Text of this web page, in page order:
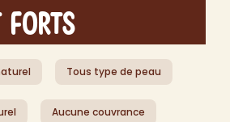
Forts
Tous type de peau
Aucune couvrance